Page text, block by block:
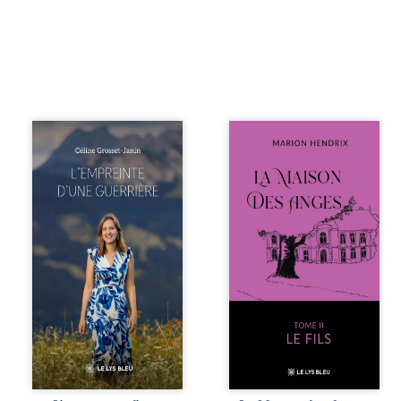
Que reste-t-il de
l’enfance lorsque
la maladie impose
ses propres règles
? L’empreinte
d’une guerrière
livre, sans détour,
le récit d’un
quotidien
bouleversé par la
maladie
chronique,
l’errance médicale
et de longues
hospitalisations.
L’auteure y
raconte ce que les
Nous sommes en
après le décès du
patriarche
Anatole-Eustache.
La famille devra
affronter non
seulement un
inconnu qui rôde
autour du
domaine et dont
Firmin, le fidèle
majordome,
redoute les visites,
encombrant